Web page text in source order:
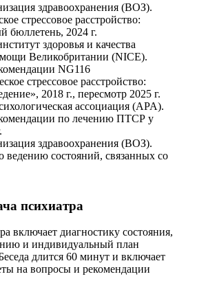
здравоохранения (ВОЗ).
стрессовое расстройство:
бюллетень, 2024 г.
здоровья и качества
Великобритании (NICE).
NG116
стрессовое расстройство:
2018 г., пересмотр 2025 г.
ассоциация (APA).
по лечению ПТСР у
здравоохранения (ВОЗ).
ведению состояний, связанных со
психиатра
включает диагностику состояния,
и индивидуальный план
длится 60 минут и включает
на вопросы и рекомендации